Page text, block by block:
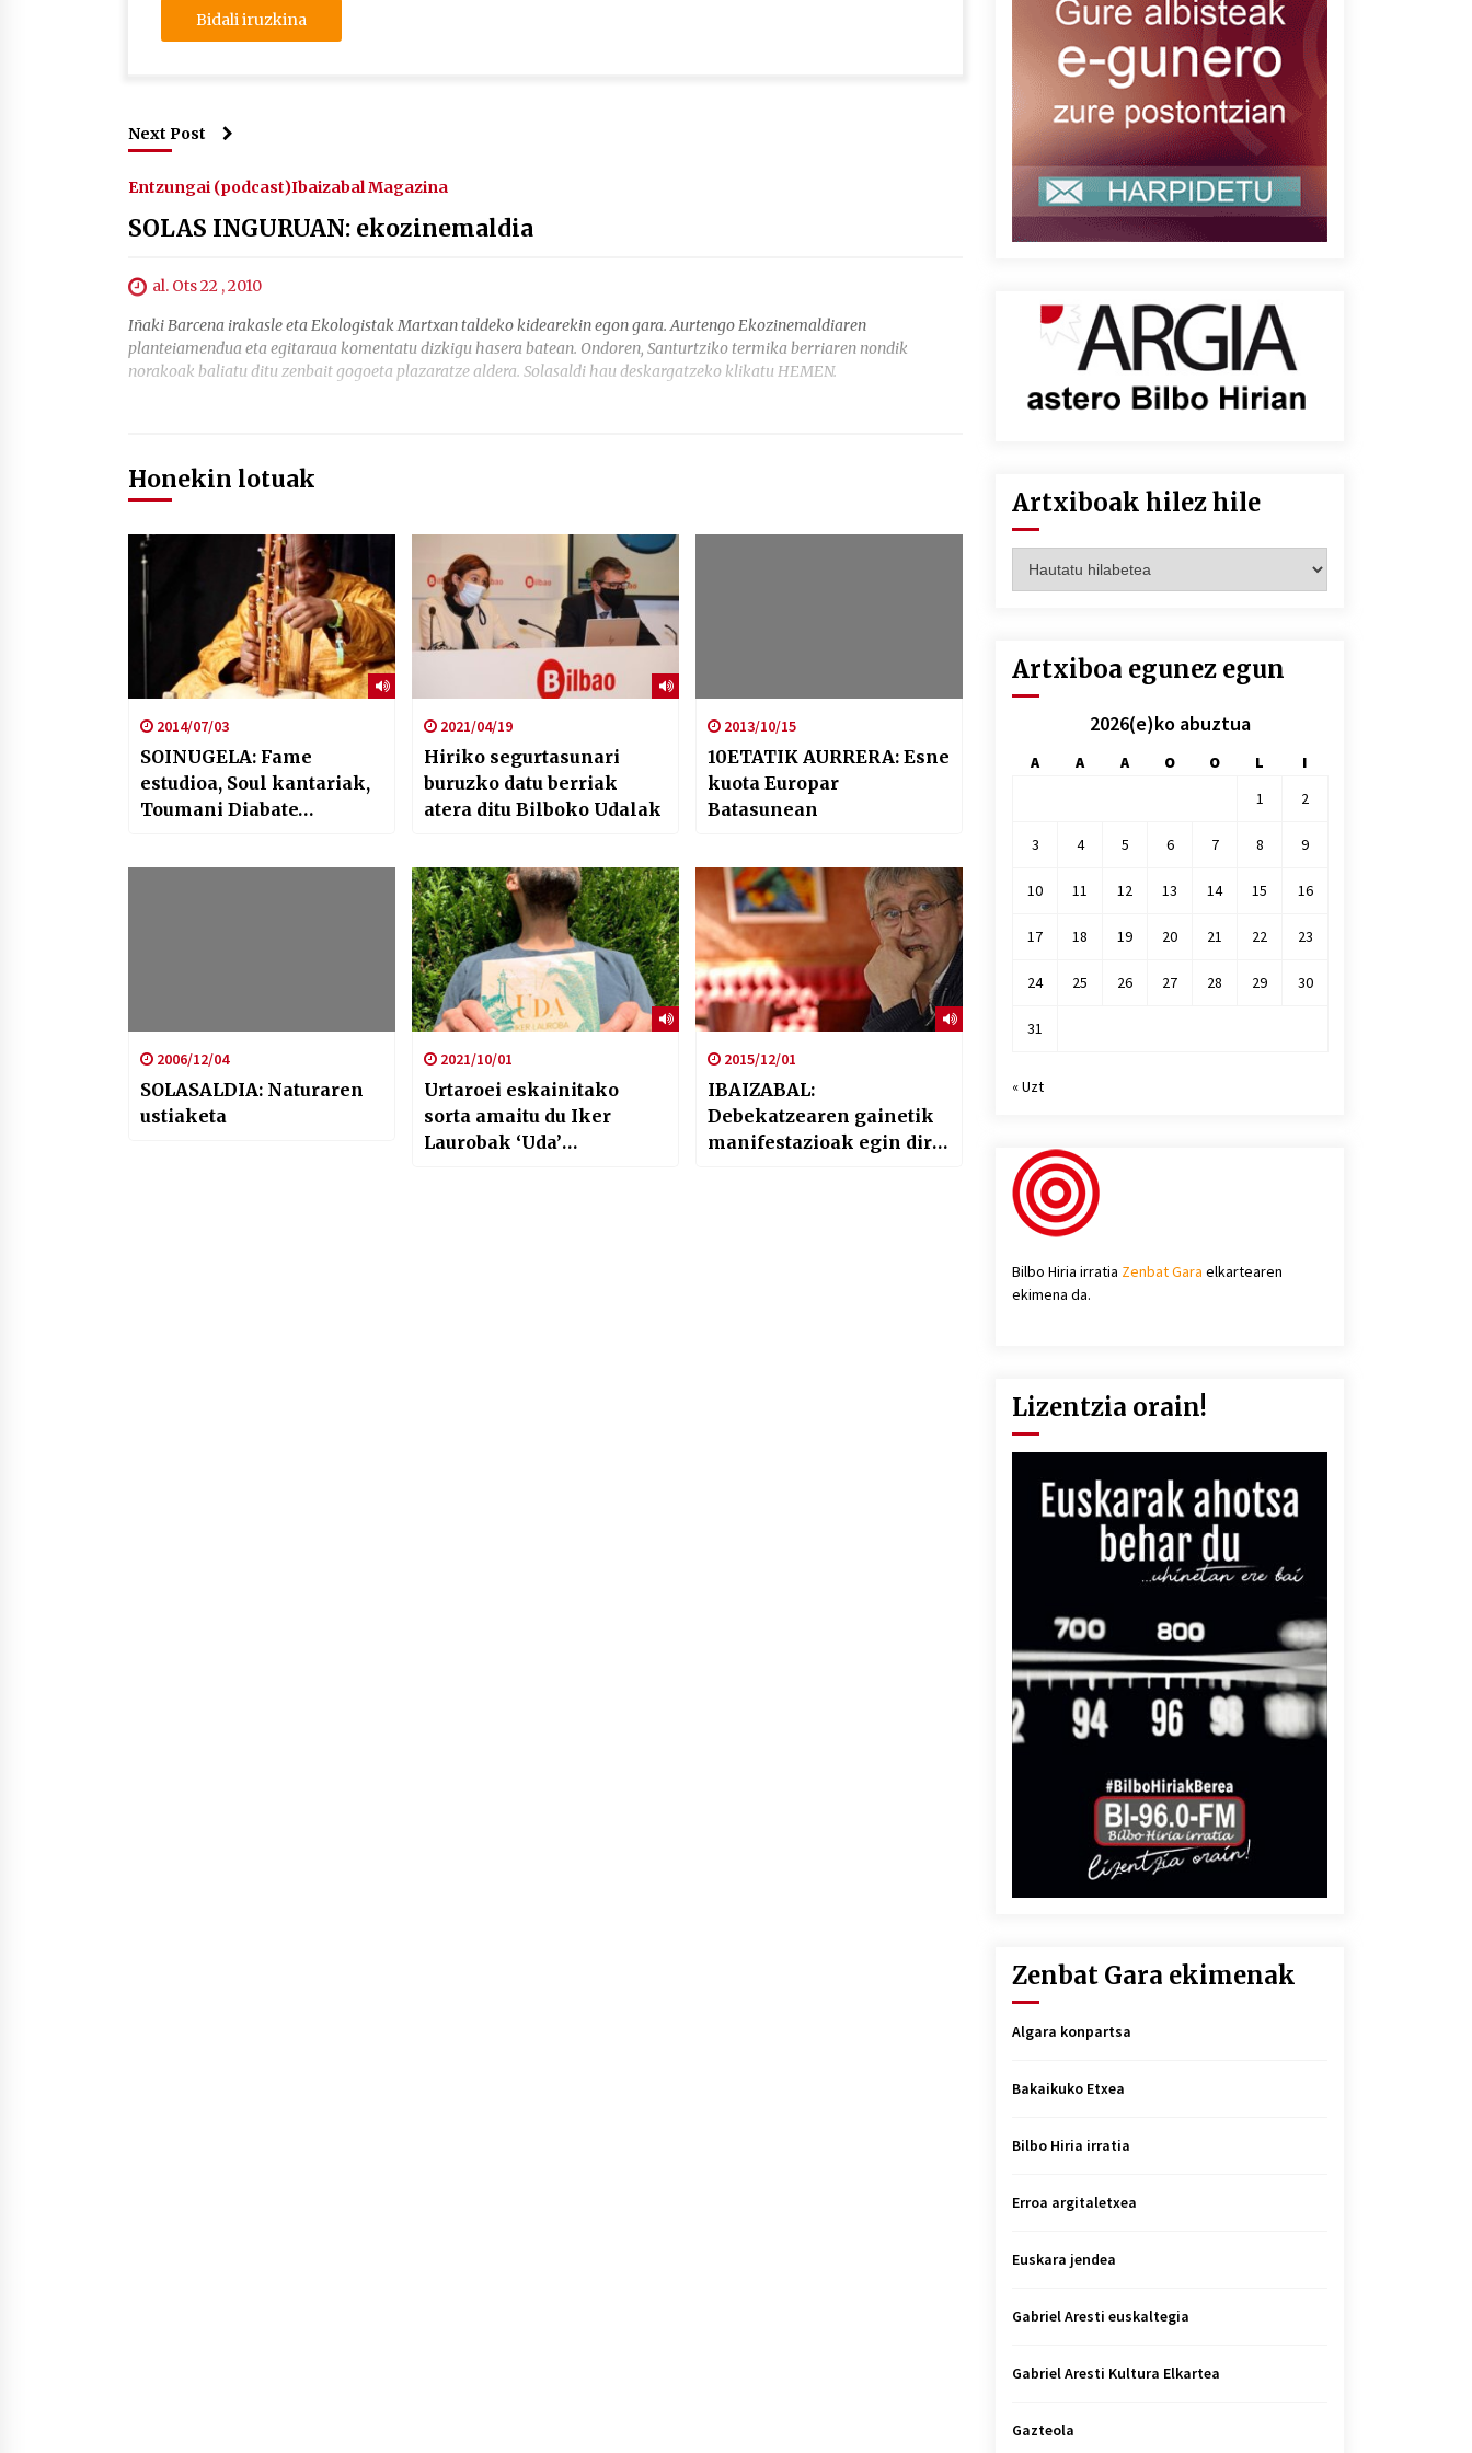
Next Post
Entzungai (podcast)Ibaizabal Magazina
SOLAS INGURUAN: ekozinemaldia
al. Ots 22 , 2010
Iñaki Barcena irakasle eta Ekologistak Martxan taldeko kidearekin egon gara. Aurtengo Ekozinemaldiaren
planteiamendua eta egitaraua komentatu dizkigu hasera batean. Ondoren, Santurtziko termika berriaren nondik
norakoak baliatu ditu zenbait gogoeta plazaratze aldera. Solasaldi hau deskargatzeko klikatu HEMEN.
Honekin lotuak
2014/07/03
SOINUGELA: Fame
estudioa, Soul kantariak,
Toumani Diabate…
2021/04/19
Hiriko segurtasunari
buruzko datu berriak
atera ditu Bilboko Udalak
2013/10/15
10ETATIK AURRERA: Esne
kuota Europar
Batasunean
2006/12/04
SOLASALDIA: Naturaren
ustiaketa
2021/10/01
Urtaroei eskainitako
sorta amaitu du Iker
Laurobak ‘Uda’
2015/12/01
IBAIZABAL:
Debekatzearen gainetik
manifestazioak egin dira
Artxiboak hilez hile
hilez
Artxiboa egunez egun
2026(e)ko abuztua
A A A O O L
I
1
2
3 4 5 6 7 8 9
10 11 12 13 14 15 16
17 18 19 20 21 22 23
24 25 26 27 28 29 30
31
« Uzt
Bilbo Hiria irratia Zenbat Gara elkartearen
ekimena da.
Lizentzia orain!
Zenbat Gara ekimenak
Algara konpartsa
Bakaikuko Etxea
Bilbo Hiria irratia
Erroa argitaletxea
Euskara jendea
Gabriel Aresti euskaltegia
Gabriel Aresti Kultura Elkartea
Gazteola